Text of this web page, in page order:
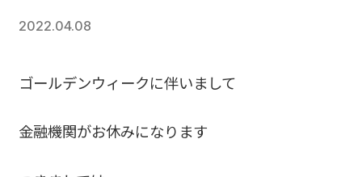
2022.04.08
ゴールデンウィークに伴いまして
金融機関がお休みになります